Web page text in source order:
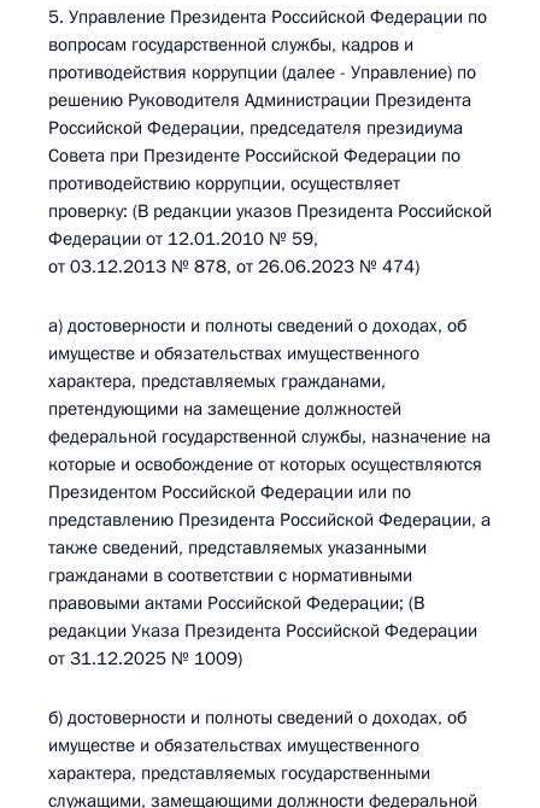
5. Управление Президента Российской Федерации по
вопросам государственной службы, кадров и
противодействия коррупции (далее - Управление) по
решению Руководителя Администрации Президента
Российской Федерации, председателя президиума
Совета при Президенте Российской Федерации по
противодействию коррупции, осуществляет
проверку: (В редакции указов Президента Российской
Федерации от 12.01.2010 № 59,
от 03.12.2013 № 878, от 26.06.2023 № 474)
а) достоверности и полноты сведений о доходах, об
имуществе и обязательствах имущественного
характера, представляемых гражданами,
претендующими на замещение должностей
федеральной государственной службы, назначение на
которые и освобождение от которых осуществляются
Президентом Российской Федерации или по
представлению Президента Российской Федерации, а
также сведений, представляемых указанными
гражданами в соответствии с нормативными
правовыми актами Российской Федерации; (В
редакции Указа Президента Российской Федерации
от 31.12.2025 № 1009)
б) достоверности и полноты сведений о доходах, об
имуществе и обязательствах имущественного
характера, представляемых государственными
служащими, замещающими должности федеральной